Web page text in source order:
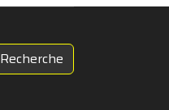
Recherche